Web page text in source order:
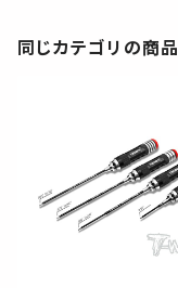
同じカテゴリの商品